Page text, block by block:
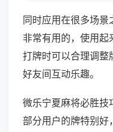
同时应用在很多场
非常有用的，使用
打牌时可以合理调整
好友间互动乐趣。
微乐宁夏麻将必胜技
部分用户的牌特别好